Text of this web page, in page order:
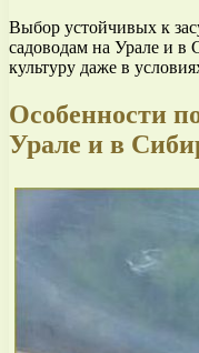
Выбор устойчивых к
садоводам на Урале и
культуру даже в
Особенности
Урале и в